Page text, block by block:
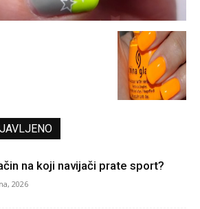
na koji navijači prate sport?
2026